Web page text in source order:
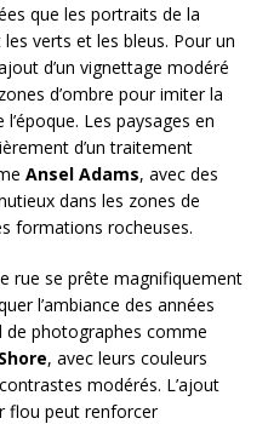
que les portraits de la
verts et les bleus. Pour un
d’un vignettage modéré
d’ombre pour imiter la
Les paysages en
d’un traitement
Ansel Adams, avec des
dans les zones de
formations rocheuses.
rue se prête magnifiquement
l’ambiance des années
de photographes comme
, avec leurs couleurs
modérés. L’ajout
flou peut renforcer